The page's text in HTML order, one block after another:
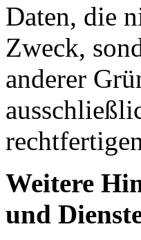
Daten, die
Zweck,
anderer
Weitere
und